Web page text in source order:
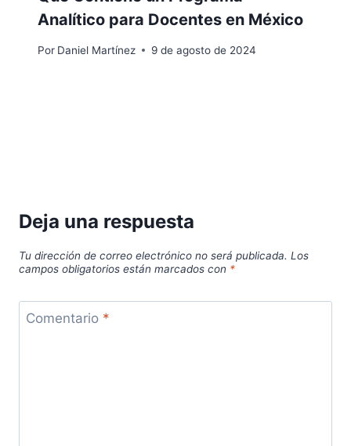
Analítico para Docentes en México
Por Daniel Martínez 9 de agosto de 2024
Deja una respuesta
Tu dirección de correo electrónico no será publicada. Los
campos obligatorios están marcados con *
Comentario *